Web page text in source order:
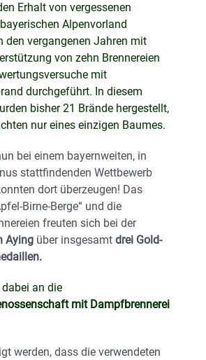
Erhalt von vergessenen
Alpenvorland
den vergangenen Jahren mit
von zehn Brennereien
mit
durchgeführt. In diesem
bisher 21 Brände hergestellt,
nur eines einzigen Baumes.
bei einem bayernweiten, in
stattfindenden Wettbewerb
dort überzeugen! Das
Birne-Berge“ und die
freuten sich bei der
Aying über insgesamt drei Gold-
an die
mit Dampfbrennerei
werden, dass die verwendeten